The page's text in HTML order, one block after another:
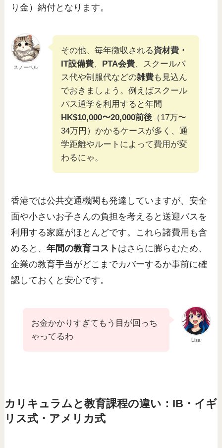
り金）納付となります。
スノーベル
その他、毎年徴収される資材費・
IT設備費、 PTA会費、スクールバ
ス代や制服代などの雑費も見込ん
でおきましょう。例えばスクール
バス通学を利用すると年間
HK$10,000〜20,000前後 （17万〜
34万円）かかるケースが多く、通
学距離やルートによって費用が変
わるにゃ。
香港では公共交通機関も発達していますが、安全
面や小さいお子さんの負担を考えると送迎バスを
利用する家庭がほとんどです。これら諸費用も含
めると、年間の教育コスト はさらに膨らむため、
企業の教育手当がどこまでカバーするか事前に確
認しておくと安心です。
Lisa
お金かかりすぎてもう目が回っち
ゃってるわ
カリキュラムと教育課程の違い：IB・イギ
リス式・アメリカ式